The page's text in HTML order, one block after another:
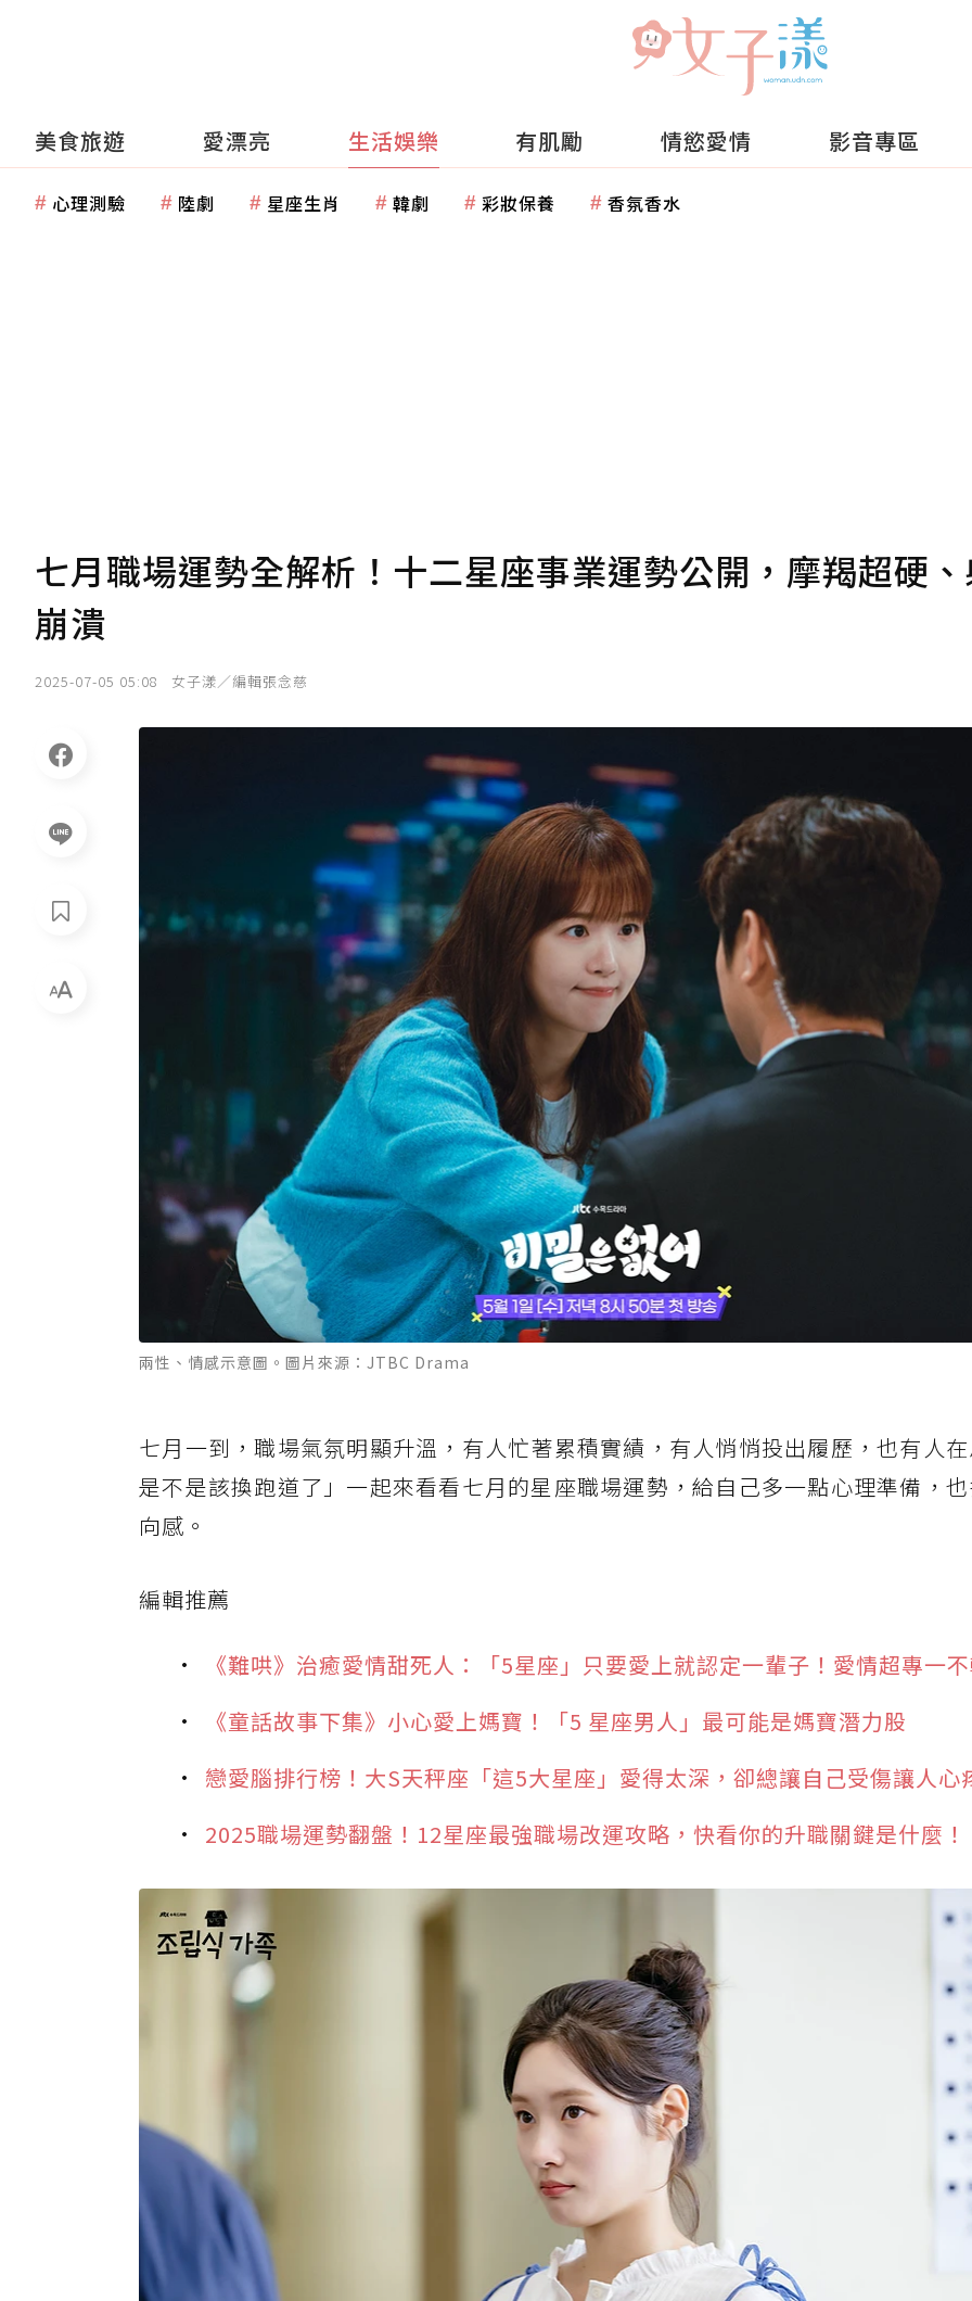
美食旅遊 愛漂亮 生活娛樂 有肌勵 情慾愛情 影音專區
心理測驗 陸劇 星座生肖 韓劇 彩妝保養 香氛香水
七月職場運勢全解析！十二星座事業運勢公開，摩羯超硬
崩潰
2025-07-05 05:08 女子漾／編輯張念慈
兩性、情感示意圖。圖片來源：JTBC Drama
七月一到，職場氣氛明顯升溫，有人忙著累積實績，有人悄悄投出履歷，也有人
是不是該換跑道了」一起來看看七月的星座職場運勢，給自己多一點心理準備，
向感。
編輯推薦
《難哄》治癒愛情甜死人：「5星座」只要愛上就認定一輩子！愛情超專一
《童話故事下集》小心愛上媽寶！「5 星座男人」最可能是媽寶潛力股
戀愛腦排行榜！大S天秤座「這5大星座」愛得太深，卻總讓自己受傷讓人心
2025職場運勢翻盤！12星座最強職場改運攻略，快看你的升職關鍵是什麼！